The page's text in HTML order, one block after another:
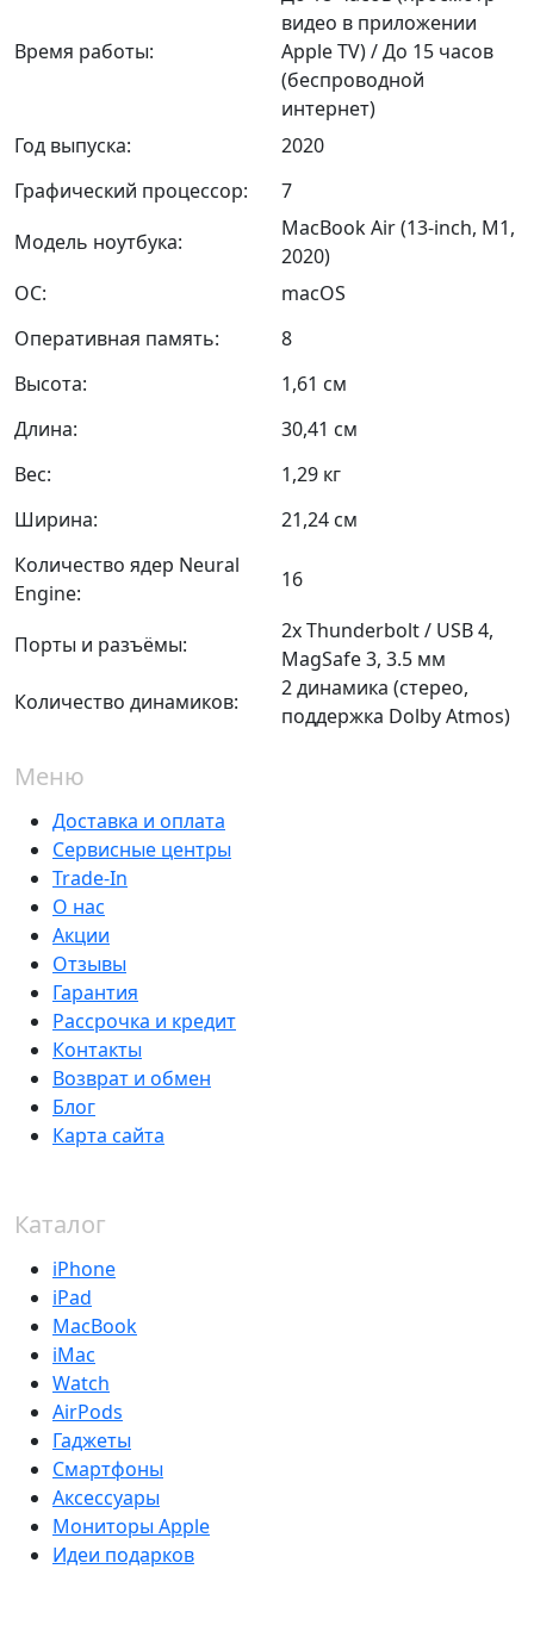
Время работы:
видео в приложении
Apple TV) / До 15 часов
(беспроводной
интернет)
Год выпуска:
2020
Графический процессор:
7
Модель ноутбука:
MacBook Air (13-inch, M1,
2020)
ОС:
macOS
Оперативная память:
8
Высота:
1,61 см
Длина:
30,41 см
Вес:
1,29 кг
Ширина:
21,24 см
Количество ядер Neural
Engine:
16
Порты и разъёмы:
2x Thunderbolt / USB 4,
MagSafe 3, 3.5 мм
Количество динамиков:
2 динамика (стерео,
поддержка Dolby Atmos)
Меню
Доставка и оплата
Сервисные центры
Trade-In
О нас
Акции
Отзывы
Гарантия
Рассрочка и кредит
Контакты
Возврат и обмен
Блог
Карта сайта
Каталог
iPhone
iPad
MacBook
iMac
Watch
AirPods
Гаджеты
Смартфоны
Аксессуары
Мониторы Apple
Идеи подарков